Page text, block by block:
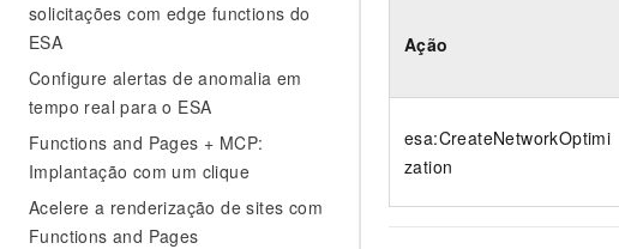
solicitações com edge functions do
ESA
Configure alertas de anomalia em
tempo real para o ESA
Functions and Pages + MCP:
Implantação com um clique
Acelere a renderização de sites com
Functions and Pages
Ação
esa:CreateNetworkOptimi
zation